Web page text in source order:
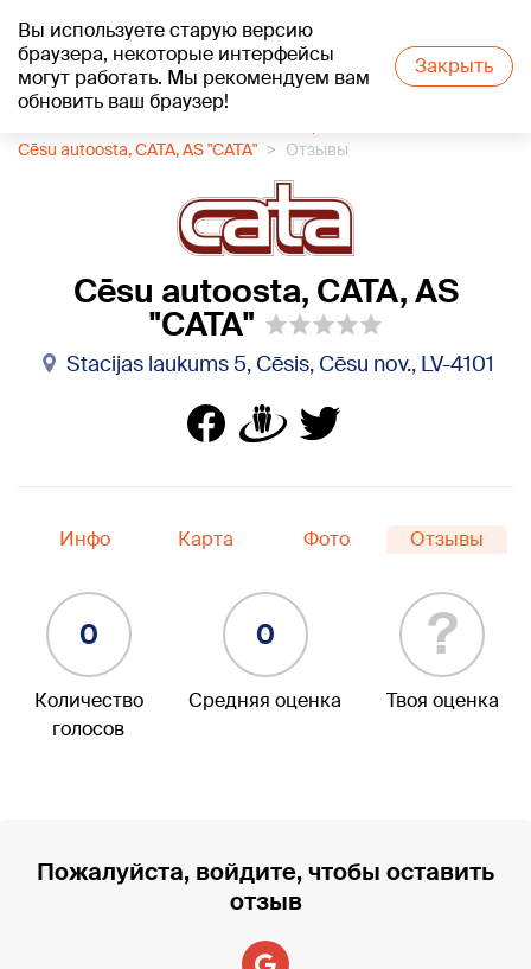
Вы используете старую версию
браузера, некоторые интерфейсы
могут работать. Мы рекомендуем вам
обновить ваш браузер!
Закрыть
+17°C
Cēsu autoosta, CATA, AS "CATA"
Отзывы
Cēsu autoosta, CATA, AS
"CATA"
Stacijas laukums 5, Cēsis, Cēsu nov., LV-4101
Инфо Карта Фото Отзывы
0
Количество
голосов
0
Средняя оценка
?
Твоя оценка
Пожалуйста, войдите, чтобы оставить
отзыв